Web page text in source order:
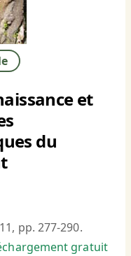
et
du
pp. 277-290.
gratuit